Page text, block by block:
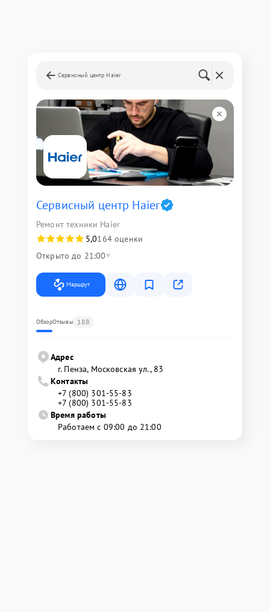
Сервисный центр Haier
Сервисный центр Haier
Ремонт техники Haier
5,0164 оценки
Открыто до 21:00
Маршрут
ОбзорОтзывы 188
Адрес
г. Пенза, Московская ул., 83
Контакты
+7 (800) 301-55-83
+7 (800) 301-55-83
Время работы
Работаем с 09:00 до 21:00